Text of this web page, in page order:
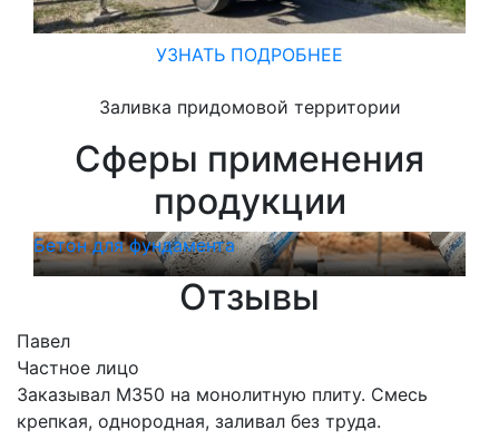
УЗНАТЬ ПОДРОБНЕЕ
Заливка придомовой территории
Сферы применения
продукции
Бетон для фундамента
Отзывы
Павел
Частное лицо
Заказывал М350 на монолитную плиту. Смесь
крепкая, однородная, заливал без труда.